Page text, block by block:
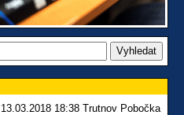
18:38 Trutnov Pobočka